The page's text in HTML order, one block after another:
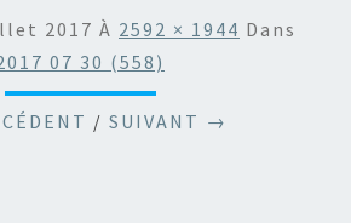
2017 À 2592 × 1944 Dans
07 30 (558)
/ SUIVANT →